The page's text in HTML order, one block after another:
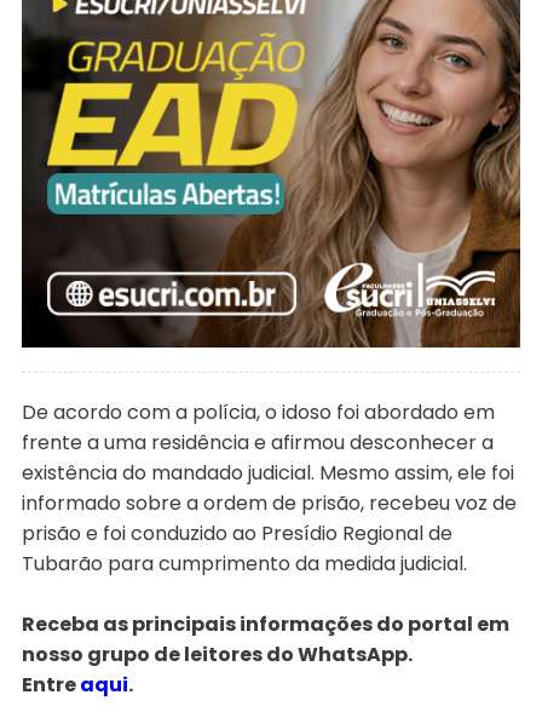
De acordo com a polícia, o idoso foi abordado em
frente a uma residência e afirmou desconhecer a
existência do mandado judicial. Mesmo assim, ele foi
informado sobre a ordem de prisão, recebeu voz de
prisão e foi conduzido ao Presídio Regional de
Tubarão para cumprimento da medida judicial.
Receba as principais informações do portal em
nosso grupo de leitores do WhatsApp.
Entreaqui.